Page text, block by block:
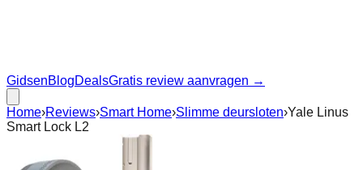
GidsenBlogDealsGratis review aanvragen →
Home›Reviews›Smart Home›Slimme deursloten›Yale Linus
Smart Lock L2